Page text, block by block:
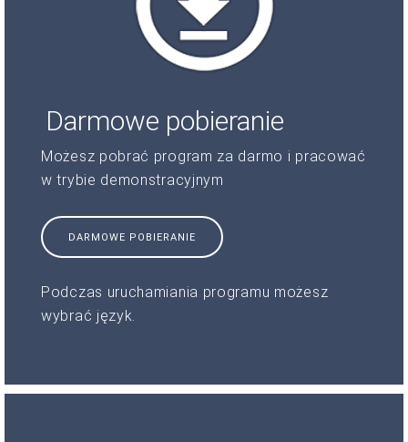
Darmowe pobieranie
Możesz pobrać program za darmo i pracować
w trybie demonstracyjnym
DARMOWE POBIERANIE
Podczas uruchamiania programu możesz
wybrać język.